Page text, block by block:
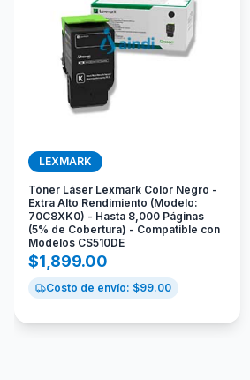
LEXMARK
Tóner Láser Lexmark Color Negro -
Extra Alto Rendimiento (Modelo:
70C8XK0) - Hasta 8,000 Páginas
(5% de Cobertura) - Compatible con
Modelos CS510DE
$1,899.00
Costo de envío: $99.00